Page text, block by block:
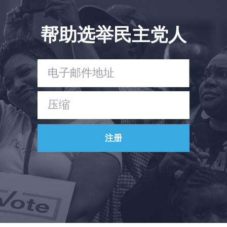
帮助选举民主党人